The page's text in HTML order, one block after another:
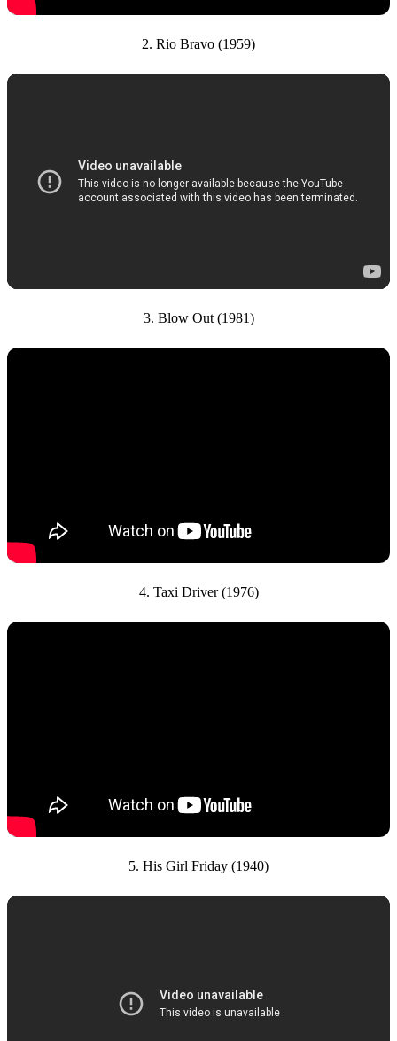
2. Rio Bravo (1959)
3. Blow Out (1981)
4. Taxi Driver (1976)
5. His Girl Friday (1940)